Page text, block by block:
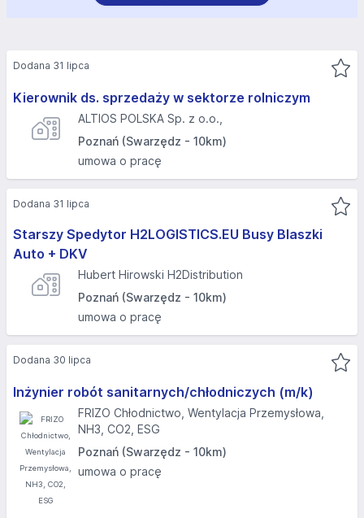
Kierownik ds. sprzedaży w sektorze rolniczym
ALTIOS POLSKA Sp. z o.o.,
Poznań (Swarzędz - 10km)
umowa o pracę
Dodana 31 lipca
Starszy Spedytor H2LOGISTICS.EU Busy Blaszki
Auto + DKV
Hubert Hirowski H2Distribution
Poznań (Swarzędz - 10km)
umowa o pracę
Dodana 31 lipca
Inżynier robót sanitarnych/chłodniczych (m/k)
FRIZO Chłodnictwo, Wentylacja Przemysłowa,
NH3, CO2, ESG
Poznań (Swarzędz - 10km)
umowa o pracę
Dodana 30 lipca